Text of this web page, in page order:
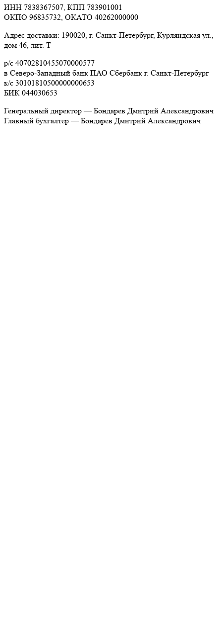
ИНН 7838367507, КПП 783901001
ОКПО 96835732, ОКАТО 40262000000
Адрес доставки: 190020, г. Санкт-Петербург, Курляндская ул.,
дом 46, лит. Т
р/с 40702810455070000577
в Северо-Западный банк ПАО Сбербанк г. Санкт-Петербург
к/с 30101810500000000653
БИК 044030653
Генеральный директор — Бондарев Дмитрий Александрович
Главный бухгалтер — Бондарев Дмитрий Александрович